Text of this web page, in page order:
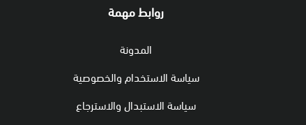
روابط مهمة
المدونة
سياسة الاستخدام والخصوصية
سياسة الاستبدال والاسترجاع